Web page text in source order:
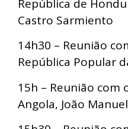
República de
Castro Sarmiento
14h30 – Reunião
República Popular
15h – Reunião com
Angola, João